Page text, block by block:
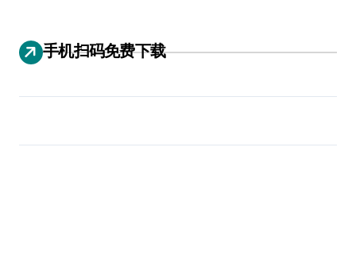
手机扫码免费下载